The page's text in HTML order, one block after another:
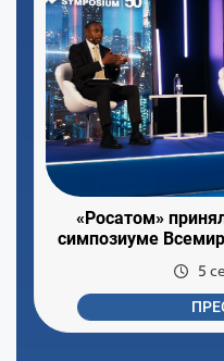
«Росатом»
симпозиуме
5